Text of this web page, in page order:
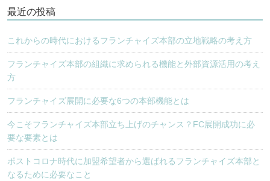
シ
ョ
ン
最近の投稿
これからの時代におけるフランチャイズ本部の立地戦略の考え方
フランチャイズ本部の組織に求められる機能と外部資源活用の考え
方
フランチャイズ展開に必要な6つの本部機能とは
今こそフランチャイズ本部立ち上げのチャンス？FC展開成功に必
要な要素とは
ポストコロナ時代に加盟希望者から選ばれるフランチャイズ本部と
なるために必要なこと